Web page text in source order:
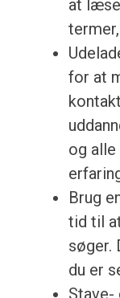
at
for at
og
Brug
tid til
søger.
du er
Stave-